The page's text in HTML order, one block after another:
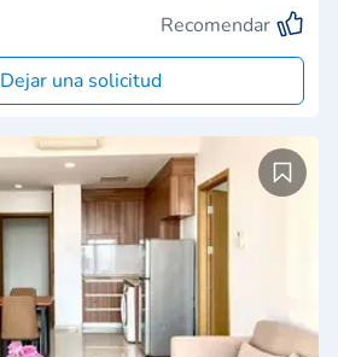
Recomendar
Dejar una solicitud